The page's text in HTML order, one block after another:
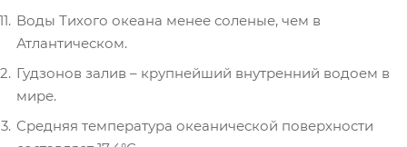
Воды Тихого океана менее соленые, чем в
Атлантическом.
Гудзонов залив – крупнейший внутренний водоем в
мире.
Средняя температура океанической поверхности